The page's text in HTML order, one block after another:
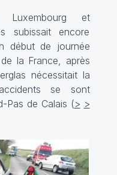
et
subissait encore
début de journée
la France, après
nécessitait la
se sont
Pas de Calais (> >